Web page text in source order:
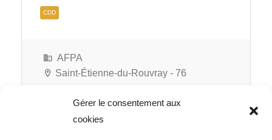
Gérer le consentement aux
cookies
CDD
AFPA
Saint-Étienne-du-Rouvray - 76